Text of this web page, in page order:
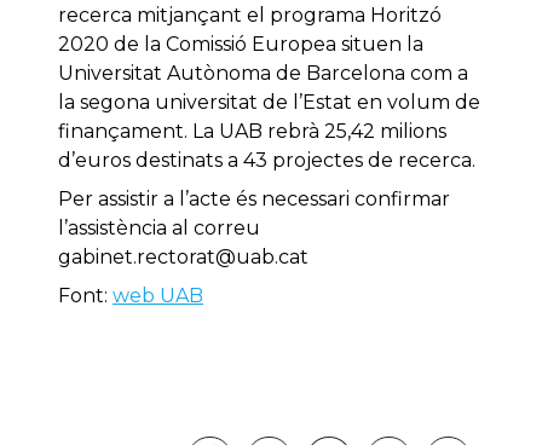
recerca mitjançant el programa Horitzó
2020 de la Comissió Europea situen la
Universitat Autònoma de Barcelona com a
la segona universitat de l’Estat en volum de
finançament. La UAB rebrà 25,42 milions
d’euros destinats a 43 projectes de recerca.
Per assistir a l’acte és necessari confirmar
l’assistència al correu
gabinet.rectorat@uab.cat
Font: web UAB